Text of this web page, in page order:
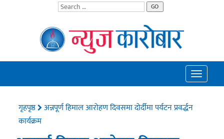
GO
Toggle
गृहपृष्ठ
अन्नपूर्ण हिमाल आरोहण दिवसमा दोर्दीमा पर्यटन प्रवर्द्धन
कार्यक्रम